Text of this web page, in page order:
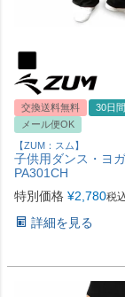
交換送料無料
30日
メール便OK
【ZUM：スム】
子供用ダンス・ヨ
PA301CH
特別価格 ¥2,780税
詳細を見る